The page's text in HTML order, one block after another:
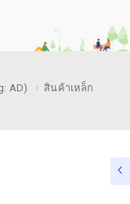
AD)
สินค้าเหล็ก